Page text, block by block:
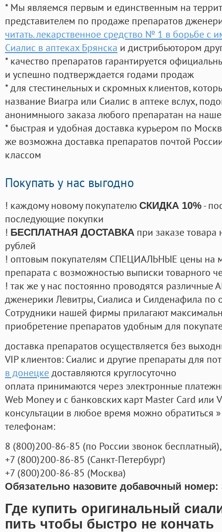
* Мы являемся первым и единственным на
представителем по продаже препаратов
читать. лекарственное средство № 1 в борьбе с
Сиалис в аптеках Брянска и дистрибьютором
* качество препаратов гарантируется
и успешно подтверждается годами продаж
* для стестинельных и скромных клиентов,
название Виагра или Сиалис в аптеке вслух,
анонимныого заказа любого препаратан на
* быстрая и удобная доставка курьером по
же возможна доставка препаратов почтой
классом
Покупать у нас выгодно
! каждому новому покупателю СКИДКА 10%-
последующие покупки
! БЕСПЛАТНАЯ ДОСТАВКА при заказе
рублей
! оптовым покупателям СПЕЦИАЛЬНЫЕ цены на
препарата с возможностью выписки товарного
! так же у нас постоянно проводятся
дженерики Левитры, Сиалиса и Силденафила по
Cотрудники нашей фирмы прилагают
приобретение препаратов удобным для
доставка препаратов осуществляется без
VIP клиентов: Сиалис и другие препараты для
в донецкедоставляются круглосуточно
оплата принимаются через электронные
Web Money и с банковских карт Master Card или
консультации в любое время можно обратиться
телефонам:
8 (800)200-86-85 (по России звонок бесплатный),
+7 (800)200-86-85 (Санкт-Петербург)
+7 (800)200-86-85 (Москва)
Обязательно назовите добавочный номер:
Где купить оригинальный
пить чтобы быстро не кончать